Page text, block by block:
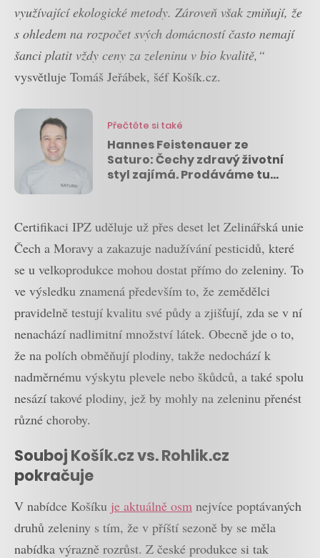
využívající ekologické metody. Zároveň však zmiňují, že
s ohledem na rozpočet svých domácností často nemají
šanci platit vždy ceny za zeleninu v bio kvalitě,“
vysvětluje Tomáš Jeřábek, šéf Košík.cz.
Přečtěte si také
Hannes Feistenauer ze
Saturo: Čechy zdravý životní
styl zajímá. Prodáváme tu
Certifikaci IPZ uděluje už přes deset let Zelinářská unie
Čech a Moravy a zakazuje nadužívání pesticidů, které
se u velkoprodukce mohou dostat přímo do zeleniny. To
ve výsledku znamená především to, že zemědělci
pravidelně testují kvalitu své půdy a zjišťují, zda se v ní
nenachází nadlimitní množství látek. Obecně jde o to,
že na polích obměňují plodiny, takže nedochází k
nadměrnému výskytu plevele nebo škůdců, a také spolu
nesází takové plodiny, jež by mohly na zeleninu přenést
různé choroby.
Souboj Košík.cz vs. Rohlik.cz
pokračuje
V nabídce Košíku je aktuálně osm nejvíce poptávaných
druhů zeleniny s tím, že v příští sezoně by se měla
nabídka výrazně rozrůst. Z české produkce si tak